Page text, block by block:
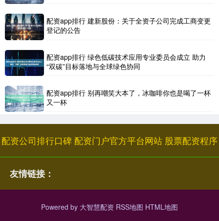
配资app排行 建新股份：关于全资子公司完成工商变更
登记的公告
配资app排行 绿色低碳技术应用专业委员会成立 助力
“双碳”目标落地与全球绿色协同
配资app排行 别再嘲笑大本了，冰咖啡你也是喝了一杯
又一杯
配资公司排行口碑 配资门户官方平台网站 股票配资程序
友情链接：
Powered by 大智慧配资 RSS地图 HTML地图